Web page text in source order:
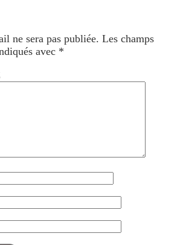
ne sera pas publiée. Les champs
avec *